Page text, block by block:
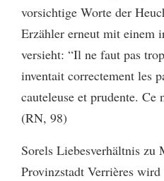
vorsichtige Worte der
Erzähler erneut mit einem
versieht: “Il ne faut pas
inventait correctement les
cauteleuse et prudente. Ce
(RN, 98)
Sorels Liebesverhältnis zu
Provinzstadt Verrières